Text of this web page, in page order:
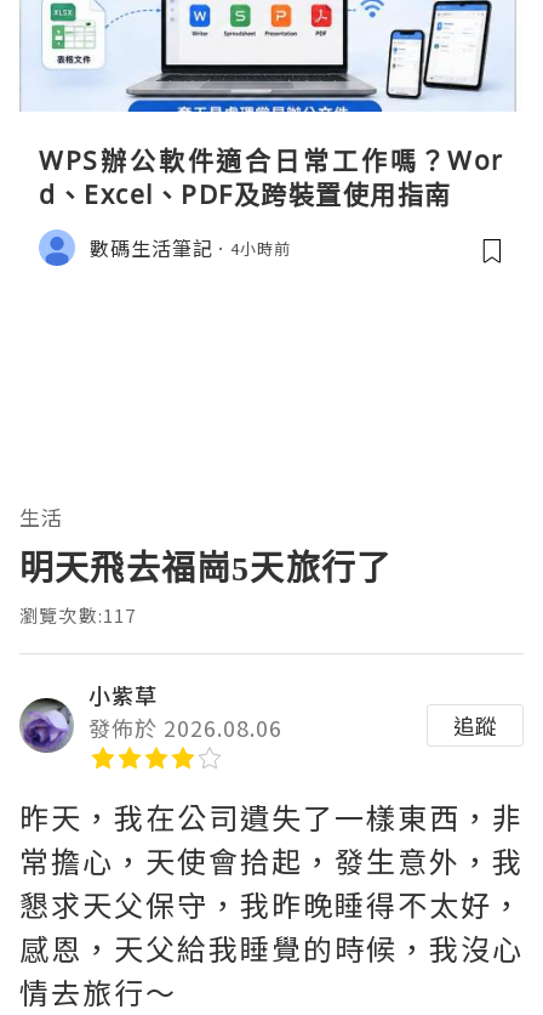
WPS辦公軟件適合日常工作嗎？Wor
d、Excel、PDF及跨裝置使用指南
數碼生活筆記 4小時前
生活
明天飛去福崗5天旅行了
瀏覽次數:117
小紫草
發佈於 2026.08.06
追蹤
昨天，我在公司遺失了一樣東西，非
常擔心，天使會拾起，發生意外，我
懇求天父保守，我昨晚睡得不太好，
感恩，天父給我睡覺的時候，我沒心
情去旅行～